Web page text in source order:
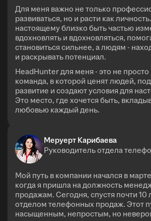
Для меня важно не только
развиваться, но и расти как
настоящему близко быть частью
вдохновлять и вдохновляться,
становиться сильнее, а людям -
и раскрывать потенциал.
HeadHunter для меня - это не просто
команда, в которой ценят людей,
развитие и создают условия для
Это место, где хочется быть,
любовью каждый день.
Меруерт Карибаева
Руководитель отдела
Мой путь в компании начался в
когда я пришла на должность
продажам. Сегодня, спустя почти 10
отделом телефонных продаж. Этот
насыщенным, непростым, но